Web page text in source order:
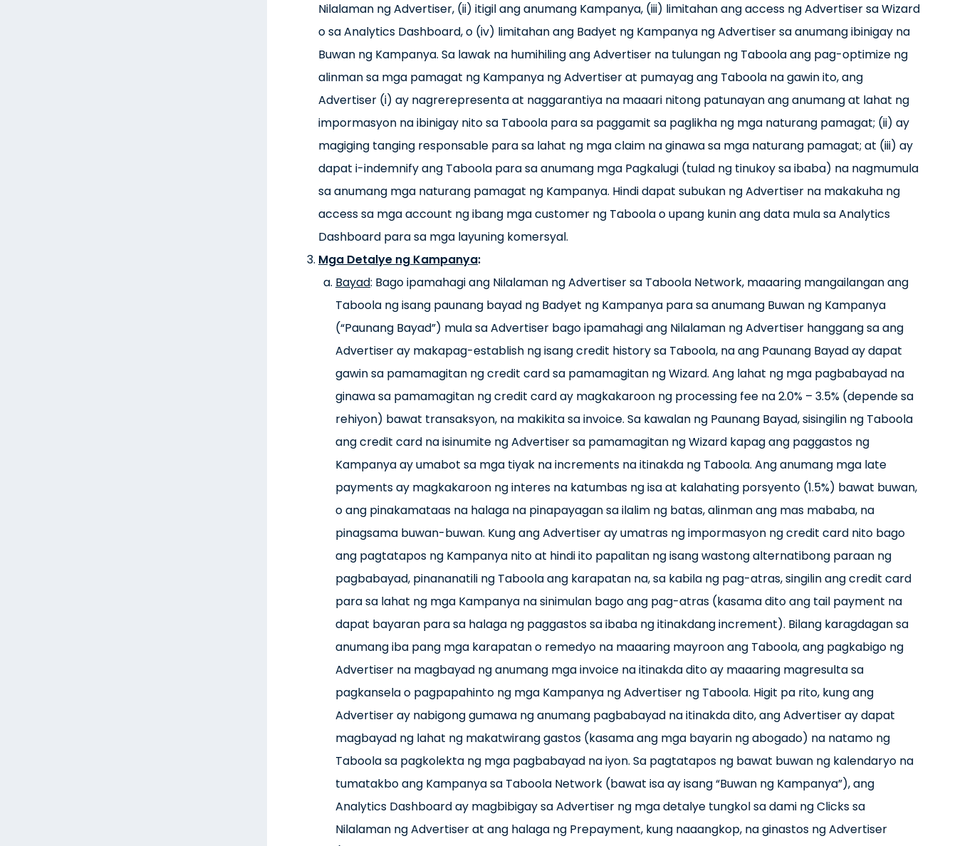
Nilalaman ng Advertiser, (ii) itigil ang anumang Kampanya, (iii) limitahan ang access ng Advertiser sa Wizard
o sa Analytics Dashboard, o (iv) limitahan ang Badyet ng Kampanya ng Advertiser sa anumang ibinigay na
Buwan ng Kampanya. Sa lawak na humihiling ang Advertiser na tulungan ng Taboola ang pag-optimize ng
alinman sa mga pamagat ng Kampanya ng Advertiser at pumayag ang Taboola na gawin ito, ang
Advertiser (i) ay nagrerepresenta at naggarantiya na maaari nitong patunayan ang anumang at lahat ng
impormasyon na ibinigay nito sa Taboola para sa paggamit sa paglikha ng mga naturang pamagat; (ii) ay
magiging tanging responsable para sa lahat ng mga claim na ginawa sa mga naturang pamagat; at (iii) ay
dapat i-indemnify ang Taboola para sa anumang mga Pagkalugi (tulad ng tinukoy sa ibaba) na nagmumula
sa anumang mga naturang pamagat ng Kampanya. Hindi dapat subukan ng Advertiser na makakuha ng
access sa mga account ng ibang mga customer ng Taboola o upang kunin ang data mula sa Analytics
Dashboard para sa mga layuning komersyal.
Mga Detalye ng Kampanya:
Bayad: Bago ipamahagi ang Nilalaman ng Advertiser sa Taboola Network, maaaring mangailangan ang
Taboola ng isang paunang bayad ng Badyet ng Kampanya para sa anumang Buwan ng Kampanya
(“Paunang Bayad”) mula sa Advertiser bago ipamahagi ang Nilalaman ng Advertiser hanggang sa ang
Advertiser ay makapag-establish ng isang credit history sa Taboola, na ang Paunang Bayad ay dapat
gawin sa pamamagitan ng credit card sa pamamagitan ng Wizard. Ang lahat ng mga pagbabayad na
ginawa sa pamamagitan ng credit card ay magkakaroon ng processing fee na 2.0% – 3.5% (depende sa
rehiyon) bawat transaksyon, na makikita sa invoice. Sa kawalan ng Paunang Bayad, sisingilin ng Taboola
ang credit card na isinumite ng Advertiser sa pamamagitan ng Wizard kapag ang paggastos ng
Kampanya ay umabot sa mga tiyak na increments na itinakda ng Taboola. Ang anumang mga late
payments ay magkakaroon ng interes na katumbas ng isa at kalahating porsyento (1.5%) bawat buwan,
o ang pinakamataas na halaga na pinapayagan sa ilalim ng batas, alinman ang mas mababa, na
pinagsama buwan-buwan. Kung ang Advertiser ay umatras ng impormasyon ng credit card nito bago
ang pagtatapos ng Kampanya nito at hindi ito papalitan ng isang wastong alternatibong paraan ng
pagbabayad, pinananatili ng Taboola ang karapatan na, sa kabila ng pag-atras, singilin ang credit card
para sa lahat ng mga Kampanya na sinimulan bago ang pag-atras (kasama dito ang tail payment na
dapat bayaran para sa halaga ng paggastos sa ibaba ng itinakdang increment). Bilang karagdagan sa
anumang iba pang mga karapatan o remedyo na maaaring mayroon ang Taboola, ang pagkabigo ng
Advertiser na magbayad ng anumang mga invoice na itinakda dito ay maaaring magresulta sa
pagkansela o pagpapahinto ng mga Kampanya ng Advertiser ng Taboola. Higit pa rito, kung ang
Advertiser ay nabigong gumawa ng anumang pagbabayad na itinakda dito, ang Advertiser ay dapat
magbayad ng lahat ng makatwirang gastos (kasama ang mga bayarin ng abogado) na natamo ng
Taboola sa pagkolekta ng mga pagbabayad na iyon. Sa pagtatapos ng bawat buwan ng kalendaryo na
tumatakbo ang Kampanya sa Taboola Network (bawat isa ay isang “Buwan ng Kampanya”), ang
Analytics Dashboard ay magbibigay sa Advertiser ng mga detalye tungkol sa dami ng Clicks sa
Nilalaman ng Advertiser at ang halaga ng Prepayment, kung naaangkop, na ginastos ng Advertiser